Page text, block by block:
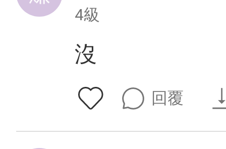
4級
沒
回覆